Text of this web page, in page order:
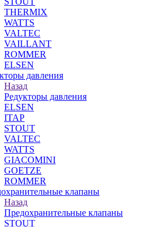
THERMIX
WATTS
VALTEC
VAILLANT
ROMMER
ELSEN
давления
Назад
Редукторы давления
ELSEN
ITAP
STOUT
VALTEC
WATTS
GIACOMINI
GOETZE
ROMMER
клапаны
Назад
Предохранительные клапаны
STOUT